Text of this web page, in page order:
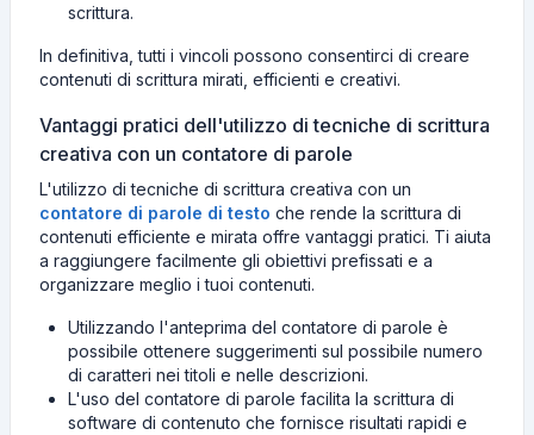
scrittura.
In definitiva, tutti i vincoli possono consentirci di creare
contenuti di scrittura mirati, efficienti e creativi.
Vantaggi pratici dell'utilizzo di tecniche di scrittura
creativa con un contatore di parole
L'utilizzo di tecniche di scrittura creativa con un
contatore di parole di testo che rende la scrittura di
contenuti efficiente e mirata offre vantaggi pratici. Ti aiuta
a raggiungere facilmente gli obiettivi prefissati e a
organizzare meglio i tuoi contenuti.
Utilizzando l'anteprima del contatore di parole è
possibile ottenere suggerimenti sul possibile numero
di caratteri nei titoli e nelle descrizioni.
L'uso del contatore di parole facilita la scrittura di
software di contenuto che fornisce risultati rapidi e